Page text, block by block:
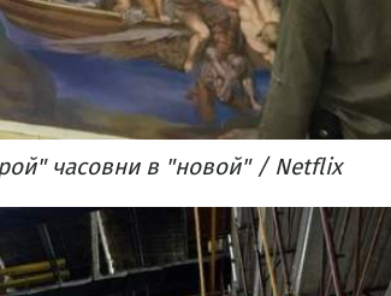
часовни в "новой"​ / Netflix